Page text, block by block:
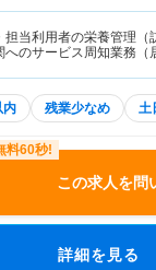
担当利用者の栄養管理
へのサービス周知業務
内 残業少なめ 土
この求人を問
詳細を見る